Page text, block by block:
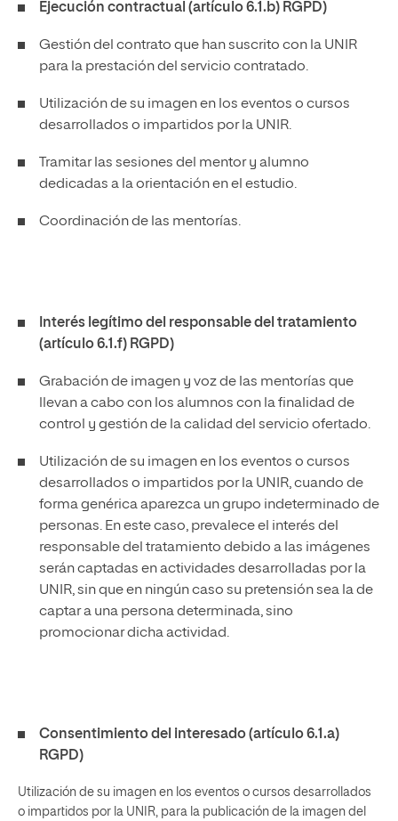
Ejecución contractual (artículo 6.1.b) RGPD)
Gestión del contrato que han suscrito con la UNIR
para la prestación del servicio contratado.
Utilización de su imagen en los eventos o cursos
desarrollados o impartidos por la UNIR.
Tramitar las sesiones del mentor y alumno
dedicadas a la orientación en el estudio.
Coordinación de las mentorías.
Interés legítimo del responsable del tratamiento
(artículo 6.1.f) RGPD)
Grabación de imagen y voz de las mentorías que
llevan a cabo con los alumnos con la finalidad de
control y gestión de la calidad del servicio ofertado.
Utilización de su imagen en los eventos o cursos
desarrollados o impartidos por la UNIR, cuando de
forma genérica aparezca un grupo indeterminado de
personas. En este caso, prevalece el interés del
responsable del tratamiento debido a las imágenes
serán captadas en actividades desarrolladas por la
UNIR, sin que en ningún caso su pretensión sea la de
captar a una persona determinada, sino
promocionar dicha actividad.
Consentimiento del interesado (artículo 6.1.a)
RGPD)
Utilización de su imagen en los eventos o cursos desarrollados
o impartidos por la UNIR, para la publicación de la imagen del